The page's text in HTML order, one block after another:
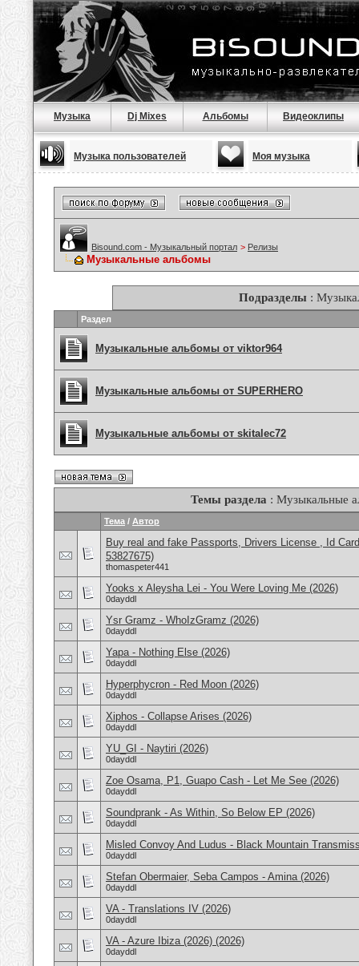
Музыка Dj Mixes Альбомы Видеоклипы
Музыка пользователей Моя музыка
Bisound.com - Музыкальный портал > Релизы
Музыкальные альбомы
Подразделы:
Раздел
Музыкальные альбомы от viktor964
Музыкальные альбомы от SUPERHERO
Музыкальные альбомы от skitalec72
Темы раздела : Музыкальные
Тема / Автор
Buy real and fake Passports, Drivers License , Id
53827675)
thomaspeter441
Yooks x Aleysha Lei - You Were Loving Me (2026)
0dayddl
Ysr Gramz - WhoIzGramz (2026)
0dayddl
Yapa - Nothing Else (2026)
0dayddl
Hyperphycron - Red Moon (2026)
0dayddl
Xiphos - Collapse Arises (2026)
0dayddl
YU_GI - Naytiri (2026)
0dayddl
Zoe Osama, P1, Guapo Cash - Let Me See (2026)
0dayddl
Soundprank - As Within, So Below EP (2026)
0dayddl
Misled Convoy And Ludus - Black Mountain
0dayddl
Stefan Obermaier, Seba Campos - Amina (2026)
0dayddl
VA - Translations IV (2026)
0dayddl
VA - Azure Ibiza (2026) (2026)
0dayddl